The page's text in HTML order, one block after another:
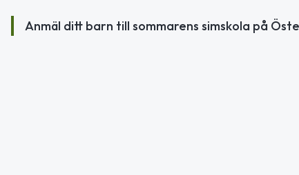
Anmäl ditt barn till sommarens simskola på